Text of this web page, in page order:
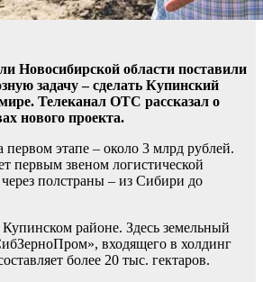
Новосибирской области поставили
задачу – сделать Купинский
Телеканал ОТС рассказал о
нового проекта.
этапе – около 3 млрд рублей.
первым звеном логистической
полстраны – из Сибири до
Купинском районе. Здесь земельный
входящего в холдинг
более 20 тыс. гектаров.